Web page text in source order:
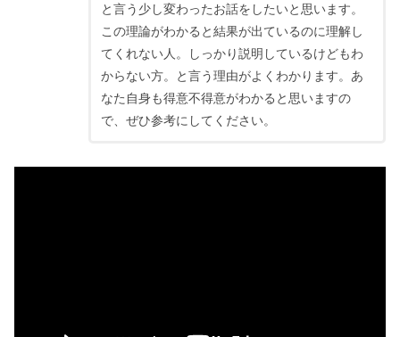
と言う少し変わったお話をしたいと思います。
この理論がわかると結果が出ているのに理解し
てくれない人。しっかり説明しているけどもわ
からない方。と言う理由がよくわかります。あ
なた自身も得意不得意がわかると思いますの
で、ぜひ参考にしてください。